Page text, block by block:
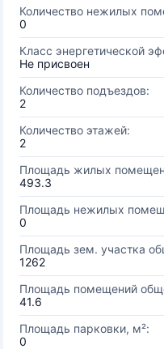
Количество нежилых
0
Класс энергетической
Не присвоен
Количество подъездов:
2
Количество этажей:
2
Площадь жилых
493.3
Площадь нежилых
0
Площадь зем. участка
1262
Площадь помещений
41.6
Площадь парковки, м²:
0